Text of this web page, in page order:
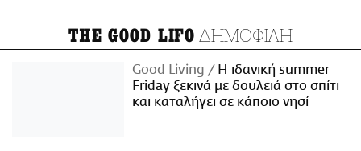
THE GOOD LIFO ΔΗΜΟΦΙΛΗ
Good Living
Η ιδανική summer
Friday ξεκινά με δουλειά στο σπίτι
και καταλήγει σε κάποιο νησί